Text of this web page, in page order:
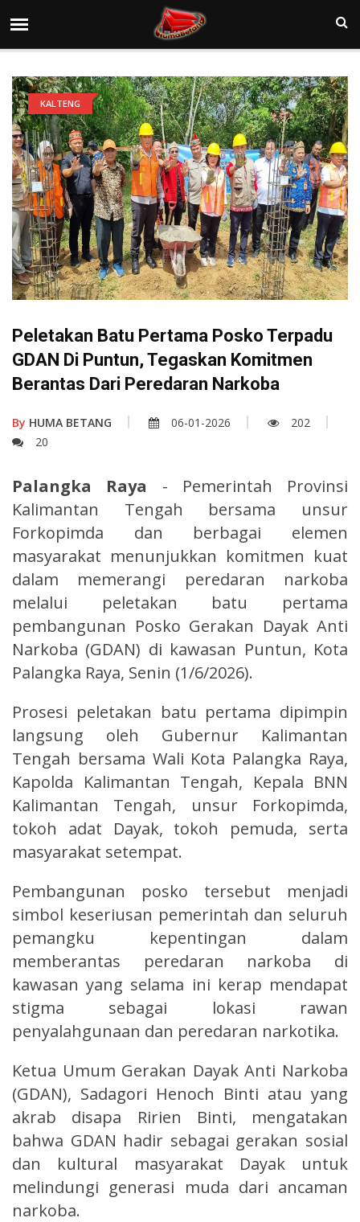
KALTENG
Peletakan Batu Pertama Posko Terpadu
GDAN Di Puntun, Tegaskan Komitmen
Berantas Dari Peredaran Narkoba
By HUMA BETANG 06-01-2026
202
20
Palangka Raya - Pemerintah Provinsi
Kalimantan Tengah bersama unsur
Forkopimda dan berbagai elemen
masyarakat menunjukkan komitmen kuat
dalam memerangi peredaran narkoba
melalui peletakan batu pertama
pembangunan Posko Gerakan Dayak Anti
Narkoba (GDAN) di kawasan Puntun, Kota
Palangka Raya, Senin (1/6/2026).
Prosesi peletakan batu pertama dipimpin
langsung oleh Gubernur Kalimantan
Tengah bersama Wali Kota Palangka Raya,
Kapolda Kalimantan Tengah, Kepala BNN
Kalimantan Tengah, unsur Forkopimda,
tokoh adat Dayak, tokoh pemuda, serta
masyarakat setempat.
Pembangunan posko tersebut menjadi
simbol keseriusan pemerintah dan seluruh
pemangku kepentingan dalam
memberantas peredaran narkoba di
kawasan yang selama ini kerap mendapat
stigma sebagai lokasi rawan
penyalahgunaan dan peredaran narkotika.
Ketua Umum Gerakan Dayak Anti Narkoba
(GDAN), Sadagori Henoch Binti atau yang
akrab disapa Ririen Binti, mengatakan
bahwa GDAN hadir sebagai gerakan sosial
dan kultural masyarakat Dayak untuk
melindungi generasi muda dari ancaman
narkoba.